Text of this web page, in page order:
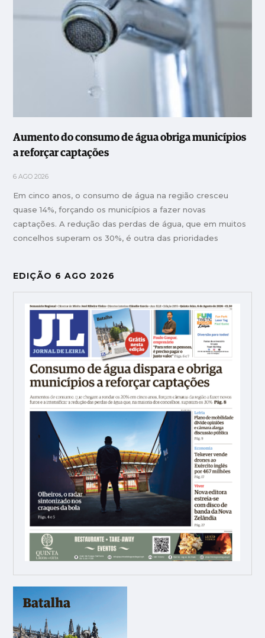
Aumento do consumo de água obriga municípios
a reforçar captações
6 AGO 2026
Em cinco anos, o consumo de água na região cresceu
quase 14%, forçando os municípios a fazer novas
captações. A redução das perdas de água, que em muitos
concelhos superam os 30%, é outra das prioridades
EDIÇÃO 6 AGO 2026